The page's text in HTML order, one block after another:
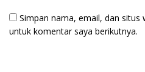
Simpan nama, email, dan situs
untuk komentar saya berikutnya.